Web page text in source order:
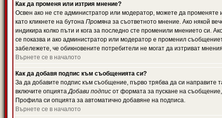
Как да променя или изтрия мнение?
Освен ако не сте администратор или модератор, можете да
като кликнете на бутона Промяна за съответното мнение. Ако някой
индикира колко пъти и кога за последно сте променили мнението си.
се показва и ако администратор или модератор е променил
забележете, че обикновените потребители не могат да изтриват
Върнете се в началото
Как да добавя подпис към съобщенията си?
За да добавите подпис към съобщение, първо трябва да си
включите опциятаДобави подпис от формата за пускане на
Профила си опцията за автоматично добавяне на подписа.
Върнете се в началото